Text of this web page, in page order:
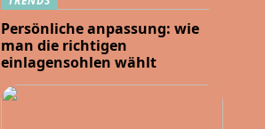
Persönliche anpassung: wie
man die richtigen
einlagensohlen wählt